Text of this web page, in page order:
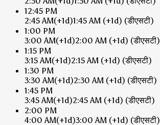
12:45 PM
2:45 AM(+1d)1:45 AM (+1d) (डीएसटी)
1:00 PM
3:00 AM(+1d)2:00 AM (+1d) (डीएसटी)
1:15 PM
3:15 AM(+1d)2:15 AM (+1d) (डीएसटी)
1:30 PM
3:30 AM(+1d)2:30 AM (+1d) (डीएसटी)
1:45 PM
3:45 AM(+1d)2:45 AM (+1d) (डीएसटी)
2:00 PM
4:00 AM(+1d)3:00 AM (+1d) (डीएसटी)